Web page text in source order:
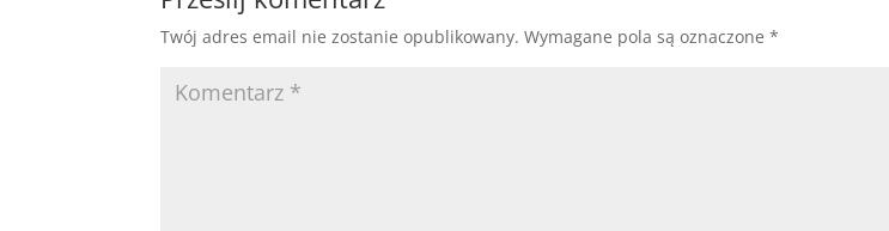
Twój adres email nie zostanie opublikowany. Wymagane pola są oznaczone*